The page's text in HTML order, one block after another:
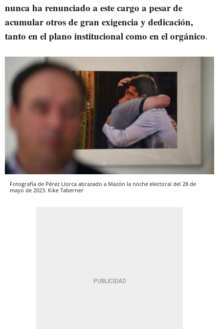
nunca ha renunciado a este cargo a pesar de
acumular otros de gran exigencia y dedicación,
tanto en el plano institucional como en el orgánico.
Fotografía de Pérez Llorca abrazado a Mazón la noche electoral del 28 de
mayo de 2023. Kike Taberner